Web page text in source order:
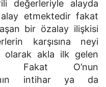
değerleriyle alayda
etmektedir fakat
bir özalay ilişkisi
karşısına neyi
olarak akla ilk gelen
Fakat O’nun
intihar ya da